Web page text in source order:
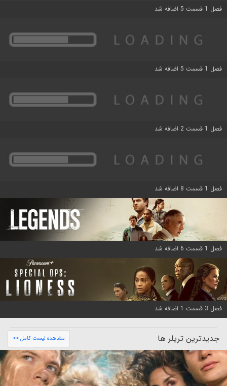
فصل 1 قسمت 5 اضافه شد
فصل 1 قسمت 5 اضافه شد
فصل 1 قسمت 2 اضافه شد
فصل 1 قسمت 8 اضافه شد
فصل 1 قسمت 6 اضافه شد
فصل 3 قسمت 1 اضافه شد
جدیدترین تریلر ها مشاهده لیست کامل >>